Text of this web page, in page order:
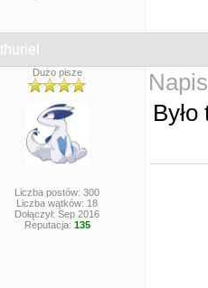
Ithuriel
Dużo pisze
Liczba postów: 300
Liczba wątków: 18
Dołączył: Sep 2016
Reputacja: 135